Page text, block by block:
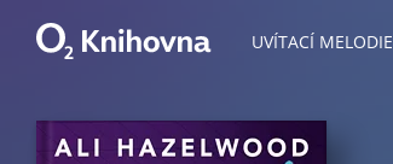
UVÍTACÍ MELODIE